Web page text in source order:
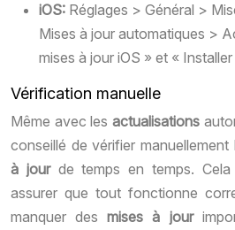
iOS: Réglages > Général >
Mises à jour automatiques >
mises à jour iOS » et «
Vérification manuelle
Même avec lesactualisations
conseillé de vérifier manuellement
à jour de temps en temps.
assurer que tout fonctionne
manquer desmises à jour